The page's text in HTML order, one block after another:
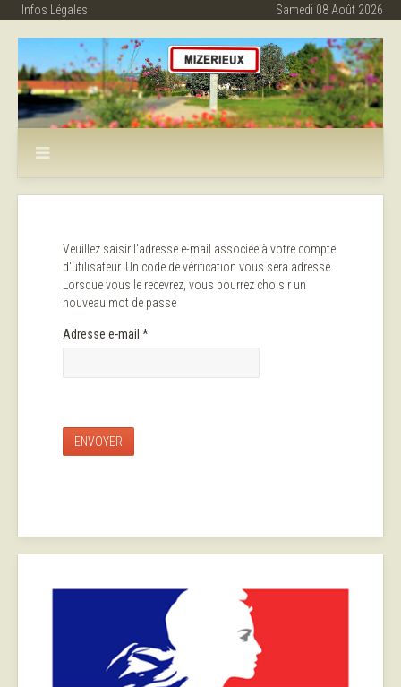
Infos Légales Samedi 08 Août 2026
Veuillez saisir l'adresse e-mail associée à votre compte
d'utilisateur. Un code de vérification vous sera adressé.
Lorsque vous le recevrez, vous pourrez choisir un
nouveau mot de passe
Adresse e-mail *
ENVOYER